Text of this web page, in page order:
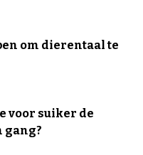
om dierentaal te
voor suiker de
gang?